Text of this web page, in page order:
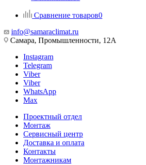
Сравнение товаров0
info@samaraclimat.ru
Самара, Промышленности, 12А
Instagram
Telegram
Viber
Viber
WhatsApp
Max
Проектный отдел
Монтаж
Сервисный центр
Доставка и оплата
Контакты
Монтажникам